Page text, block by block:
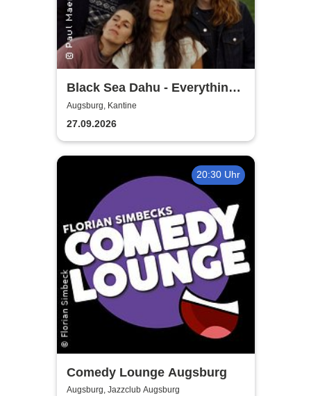
Black Sea Dahu - Everything
Tour 2026
Augsburg, Kantine
27.09.2026
20:30 Uhr
Comedy Lounge Augsburg
Augsburg, Jazzclub Augsburg